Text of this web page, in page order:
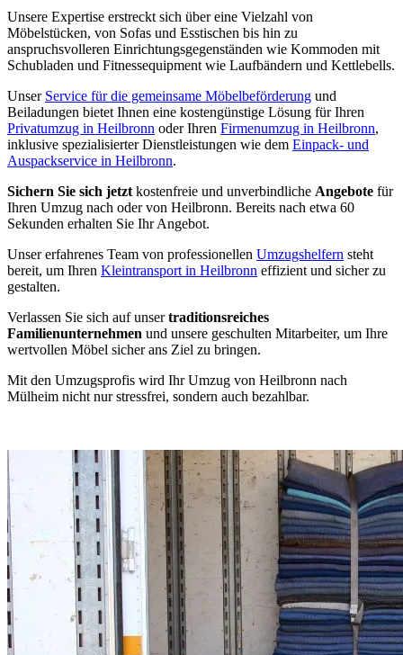
Unsere Expertise erstreckt sich über eine Vielzahl von
Möbelstücken, von Sofas und Esstischen bis hin zu
anspruchsvolleren Einrichtungsgegenständen wie Kommoden mit
Schubladen und Fitnessequipment wie Laufbändern und Kettlebells.
Unser Service für die gemeinsame Möbelbeförderung und
Beiladungen bietet Ihnen eine kostengünstige Lösung für Ihren
Privatumzug in Heilbronn oder Ihren Firmenumzug in Heilbronn,
inklusive spezialisierter Dienstleistungen wie dem Einpack- und
Auspackservice in Heilbronn.
Sichern Sie sich jetzt kostenfreie und unverbindliche Angebote für
Ihren Umzug nach oder von Heilbronn. Bereits nach etwa 60
Sekunden erhalten Sie Ihr Angebot.
Unser erfahrenes Team von professionellen Umzugshelfern steht
bereit, um Ihren Kleintransport in Heilbronn effizient und sicher zu
gestalten.
Verlassen Sie sich auf unsertraditionsreiches
Familienunternehmen und unsere geschulten Mitarbeiter, um Ihre
wertvollen Möbel sicher ans Ziel zu bringen.
Mit den Umzugsprofis wird Ihr Umzug von Heilbronn nach
Mülheim nicht nur stressfrei, sondern auch bezahlbar.